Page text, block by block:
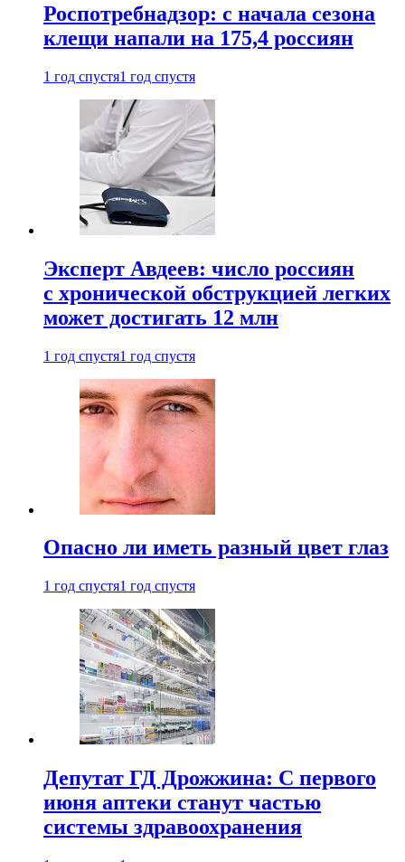
Роспотребнадзор: с начала сезона
клещи напали на 175,4 россиян
1 год спустя1 год спустя
Эксперт Авдеев: число россиян
с хронической обструкцией легких
может достигать 12 млн
1 год спустя1 год спустя
Опасно ли иметь разный цвет глаз
1 год спустя1 год спустя
Депутат ГД Дрожжина: С первого
июня аптеки станут частью
системы здравоохранения